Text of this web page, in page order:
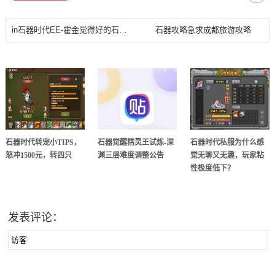
in石器时代EE-霍金觉得好的石器手游石器任务75花样年华VS？7石器时代， 石器攻略急求成都旅游攻略
石器时代转宠小TIPS，
怒冲1500元，转四只
石器觉醒精灵王试炼-深
渊三层难度调整公告
石器时代私服为什么感
觉无聊又无趣，玩家粘
性极度低下？
发表评论：